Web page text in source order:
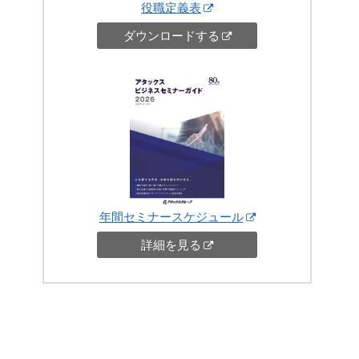
役職定義表
ダウンロードする
年間セミナースケジュール
詳細を見る